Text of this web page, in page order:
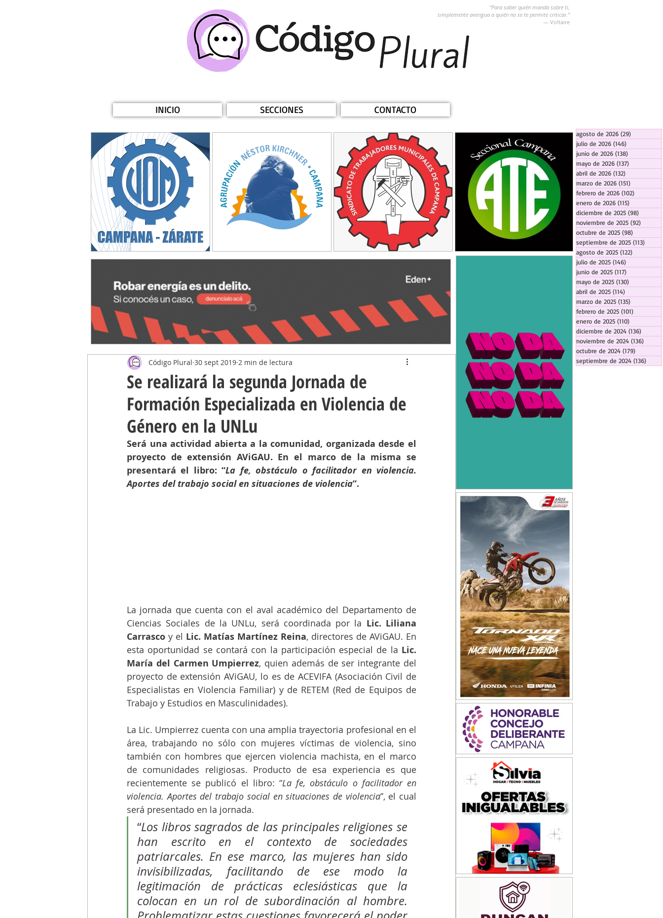
“Para saber quién manda sobre ti,
simplemente averigua a quién no se te permite criticar.”
― Voltaire
INICIO SECCIONES CONTACTO
Se realizará la segunda Jornada de
Formación Especializada en Violencia de
Género en la UNLu
Código Plural 30 sept 2019 2 min de lectura
Será una actividad abierta a la comunidad, organizada desde el
proyecto de extensión AViGAU. En el marco de la misma se
presentará el libro: “La fe, obstáculo o facilitador en violencia.
Aportes del trabajo social en situaciones de violencia”.
La jornada que cuenta con el aval académico del Departamento de
Ciencias Sociales de la UNLu, será coordinada por la Lic. Liliana
Carrasco y el Lic. Matías Martínez Reina, directores de AViGAU. En
esta oportunidad se contará con la participación especial de la Lic.
María del Carmen Umpierrez, quien además de ser integrante del
proyecto de extensión AViGAU, lo es de ACEVIFA (Asociación Civil de
Especialistas en Violencia Familiar) y de RETEM (Red de Equipos de
Trabajo y Estudios en Masculinidades).
La Lic. Umpierrez cuenta con una amplia trayectoria profesional en el
área, trabajando no sólo con mujeres víctimas de violencia, sino
también con hombres que ejercen violencia machista, en el marco
de comunidades religiosas. Producto de esa experiencia es que
recientemente se publicó el libro: “La fe, obstáculo o facilitador en
violencia. Aportes del trabajo social en situaciones de violencia”, el cual
será presentado en la jornada.
“Los libros sagrados de las principales religiones se
han escrito en el contexto de sociedades
patriarcales. En ese marco, las mujeres han sido
invisibilizadas, facilitando de ese modo la
legitimación de prácticas eclesiásticas que la
colocan en un rol de subordinación al hombre.
agosto de 2026 (29)
julio de 2026 (146)
junio de 2026 (138)
mayo de 2026 (137)
abril de 2026 (132)
marzo de 2026 (151)
febrero de 2026 (102)
enero de 2026 (115)
diciembre de 2025 (98)
noviembre de 2025 (92)
octubre de 2025 (98)
septiembre de 2025 (113)
agosto de 2025 (122)
julio de 2025 (146)
junio de 2025 (117)
mayo de 2025 (130)
abril de 2025 (114)
marzo de 2025 (135)
febrero de 2025 (101)
enero de 2025 (110)
diciembre de 2024 (136)
noviembre de 2024 (136)
octubre de 2024 (179)
septiembre de 2024 (136)